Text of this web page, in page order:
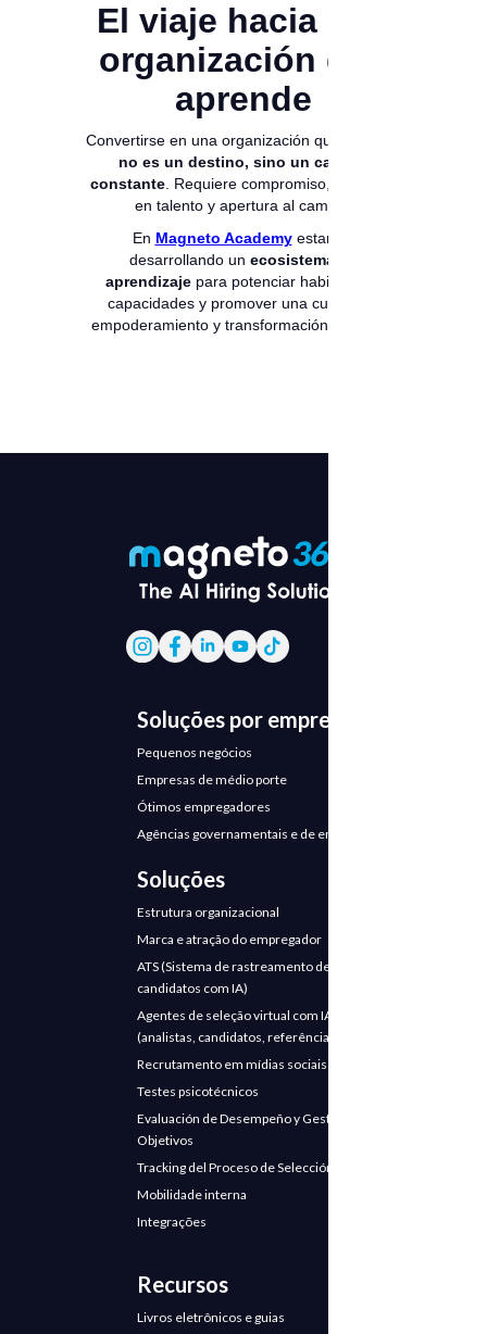
El viaje hacia una
organización que
aprende
Convertirse en una organización que aprende
no es un destino, sino un camino
constante . Requiere compromiso, inversión
en talento y apertura al cambio.
En Magneto Academyestamos
desarrollando un ecosistema de
aprendizajepara potenciar habilidades,
capacidades y promover una cultura de
empoderamiento y transformación continua.
Soluções por empresa
Pequenos negócios
Empresas de médio porte
Ótimos empregadores
Agências governamentais e de emprego
Soluções
Estrutura organizacional
Marca e atração do empregador
ATS (Sistema de rastreamento de
candidatos com IA)
Agentes de seleção virtual com IA
(analistas, candidatos, referências)
Recrutamento em mídias sociais
Testes psicotécnicos
Evaluación de Desempeño y Gestión de
Objetivos
Tracking del Proceso de Selección
Mobilidade interna
Integrações
Recursos
Livros eletrônicos e guias